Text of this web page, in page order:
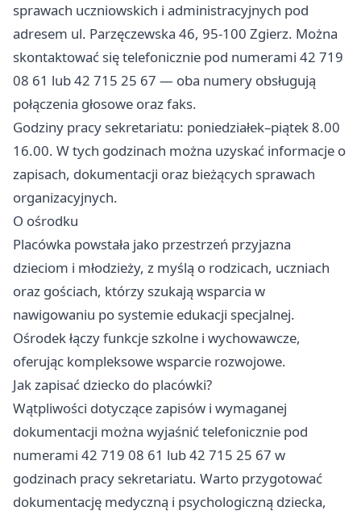
sprawach uczniowskich i administracyjnych pod
adresem ul. Parzęczewska 46, 95-100 Zgierz. Można
skontaktować się telefonicznie pod numerami 42 719
08 61 lub 42 715 25 67 — oba numery obsługują
połączenia głosowe oraz faks.
Godziny pracy sekretariatu: poniedziałek–piątek 8.00
16.00. W tych godzinach można uzyskać informacje o
zapisach, dokumentacji oraz bieżących sprawach
organizacyjnych.
O ośrodku
Placówka powstała jako przestrzeń przyjazna
dzieciom i młodzieży, z myślą o rodzicach, uczniach
oraz gościach, którzy szukają wsparcia w
nawigowaniu po systemie edukacji specjalnej.
Ośrodek łączy funkcje szkolne i wychowawcze,
oferując kompleksowe wsparcie rozwojowe.
Jak zapisać dziecko do placówki?
Wątpliwości dotyczące zapisów i wymaganej
dokumentacji można wyjaśnić telefonicznie pod
numerami 42 719 08 61 lub 42 715 25 67 w
godzinach pracy sekretariatu. Warto przygotować
dokumentację medyczną i psychologiczną dziecka,